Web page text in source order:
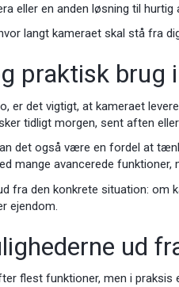
eller en anden løsning til hurtig
langt kameraet skal stå fra
praktisk brug
er det vigtigt, at kameraet
tidligt morgen, sent aften
det også være en fordel at
mange avancerede
fra den konkrete situation:
ejendom.
ud
flest funktioner, men i praksis